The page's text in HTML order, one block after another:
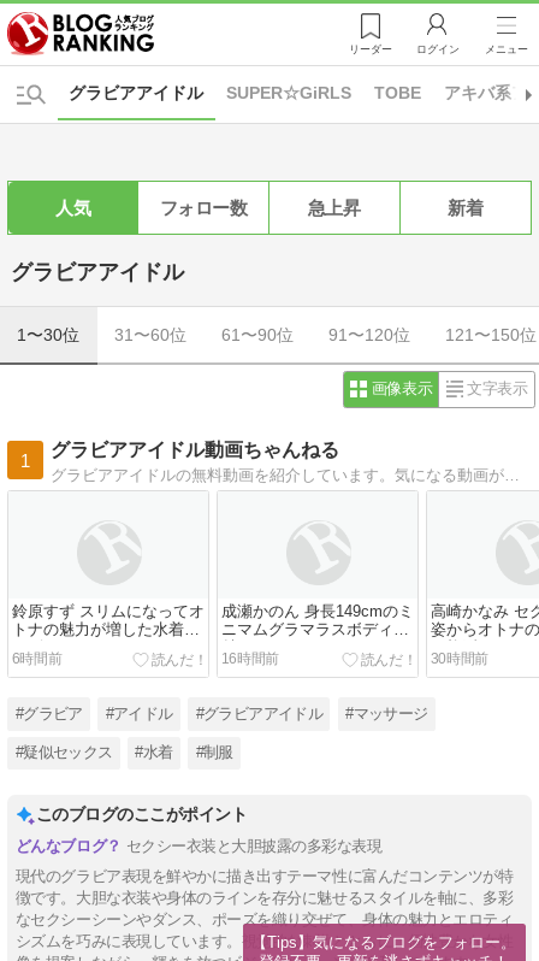
リーダー ログイン メニュー
SUPER☆GiRLS TOBE アキバ系ア
グラビアアイドル
人気 フォロー数 急上昇 新着
グラビアアイドル
1〜30位 31〜60位 61〜90位 91〜120位 121〜150位
画像表示 文字表示
1
グラビアアイドル動画ちゃんねる
グラビアアイドルの無料動画を紹介しています。気になる動画が見つけやすいようにジャンル別、カップ別で分類しています。
鈴原すず スリムになってオ
トナの魅力が増した水着グ
ラビア
6時間前
成瀬かのん 身長149cmのミ
ニマムグラマラスボディで
魅了
16時間前
高崎かなみ セ
姿からオトナ
が炸裂
30時間前
#グラビア #アイドル #グラビアアイドル #マッサージ
#疑似セックス #水着 #制服
このブログのここがポイント
セクシー衣装と大胆披露の多彩な表現
現代のグラビア表現を鮮やかに描き出すテーマ性に富んだコンテンツが特
徴です。大胆な衣装や身体のラインを存分に魅せるスタイルを軸に、多彩
なセクシーシーンやダンス、ポーズを織り交ぜて、身体の魅力とエロティ
シズムを巧みに表現しています。視覚的な刺激とともに、個性豊かな女性
【Tips】気になるブログをフォロー。